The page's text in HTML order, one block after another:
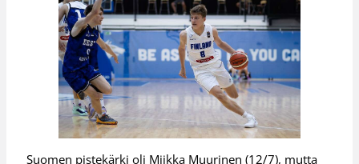
Suomen pistekärki oli Miikka Muurinen (12/7), mutta